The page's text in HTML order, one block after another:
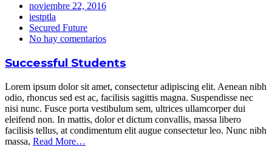
noviembre 22, 2016
iestptla
Secured Future
No hay comentarios
Successful Students
Lorem ipsum dolor sit amet, consectetur adipiscing elit. Aenean nibh
odio, rhoncus sed est ac, facilisis sagittis magna. Suspendisse nec
nisi nunc. Fusce porta vestibulum sem, ultrices ullamcorper dui
eleifend non. In mattis, dolor et dictum convallis, massa libero
facilisis tellus, at condimentum elit augue consectetur leo. Nunc nibh
massa, Read More…